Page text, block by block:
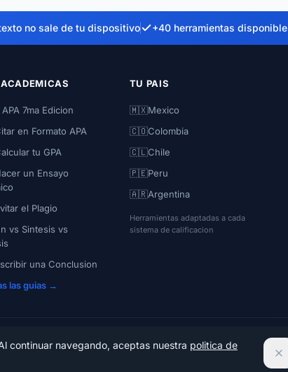
no sale de tu dispositivo +40 herramientas
7ma Edicion
en Formato APA
tu GPA
un Ensayo
el Plagio
vs Sintesis vs
una Conclusion
las guias →
TU PAIS
🇲🇽Mexico
🇨🇴Colombia
🇨🇱Chile
🇵🇪Peru
🇦🇷Argentina
Herramientas adaptadas a cada
sistema de calificacion
continuar navegando, aceptas nuestra politica de